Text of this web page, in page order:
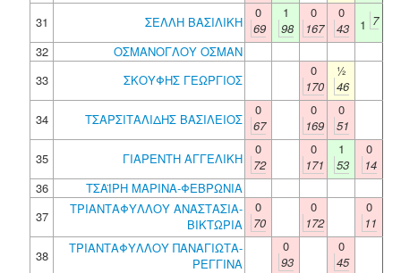
31
ΣΕΛΛΗ ΒΑΣΙΛΙΚΗ
0
69
1
98
0
167
0
43
1 7
32
ΟΣΜΑΝΟΓΛΟΥ ΟΣΜΑΝ
33
ΣΚΟΥΦΗΣ ΓΕΩΡΓΙΟΣ
0
170
½
46
34
ΤΣΑΡΣΙΤΑΛΙΔΗΣ ΒΑΣΙΛΕΙΟΣ
0
67
0
169
0
51
35
ΓΙΑΡΕΝΤΗ ΑΓΓΕΛΙΚΗ
0
72
0
171
1
53
0
14
36
ΤΣΑΪΡΗ ΜΑΡΙΝΑ-ΦΕΒΡΩΝΙΑ
37
ΤΡΙΑΝΤΑΦΥΛΛΟΥ ΑΝΑΣΤΑΣΙΑ-
ΒΙΚΤΩΡΙΑ
0
70
0
172
0
11
38
ΤΡΙΑΝΤΑΦΥΛΛΟΥ ΠΑΝΑΓΙΩΤΑ-
ΡΕΓΓΙΝΑ
0
93
0
45